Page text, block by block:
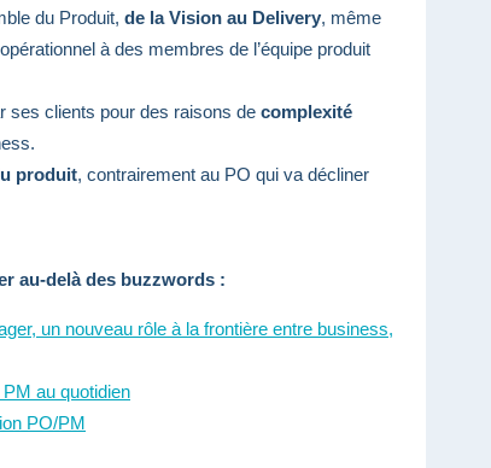
du Produit, de la Vision au Delivery, même
à des membres de l’équipe produit
ses clients pour des raisons de complexité
produit, contrairement au PO qui va décliner
au-delà des buzzwords :
un nouveau rôle à la frontière entre business,
au quotidien
PO/PM